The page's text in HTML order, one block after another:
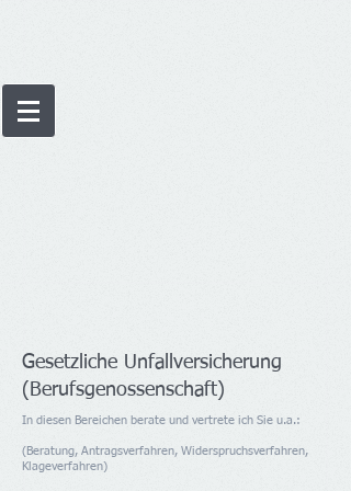
Gesetzliche Unfallversicherung
(Berufsgenossenschaft)
In diesen Bereichen berate und vertrete ich Sie u.a.:
(Beratung, Antragsverfahren, Widerspruchsverfahren,
Klageverfahren)